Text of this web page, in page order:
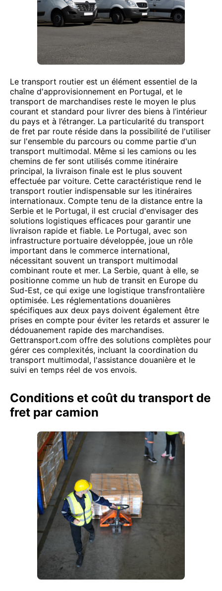
Le transport routier est un élément essentiel de la
chaîne d'approvisionnement en Portugal, et le
transport de marchandises reste le moyen le plus
courant et standard pour livrer des biens à l’intérieur
du pays et à l’étranger. La particularité du transport
de fret par route réside dans la possibilité de l'utiliser
sur l'ensemble du parcours ou comme partie d'un
transport multimodal. Même si les camions ou les
chemins de fer sont utilisés comme itinéraire
principal, la livraison finale est le plus souvent
effectuée par voiture. Cette caractéristique rend le
transport routier indispensable sur les itinéraires
internationaux. Compte tenu de la distance entre la
Serbie et le Portugal, il est crucial d'envisager des
solutions logistiques efficaces pour garantir une
livraison rapide et fiable. Le Portugal, avec son
infrastructure portuaire développée, joue un rôle
important dans le commerce international,
nécessitant souvent un transport multimodal
combinant route et mer. La Serbie, quant à elle, se
positionne comme un hub de transit en Europe du
Sud-Est, ce qui exige une logistique transfrontalière
optimisée. Les réglementations douanières
spécifiques aux deux pays doivent également être
prises en compte pour éviter les retards et assurer le
dédouanement rapide des marchandises.
Gettransport.com offre des solutions complètes pour
gérer ces complexités, incluant la coordination du
transport multimodal, l'assistance douanière et le
suivi en temps réel de vos envois.
Conditions et coût du transport de
fret par camion